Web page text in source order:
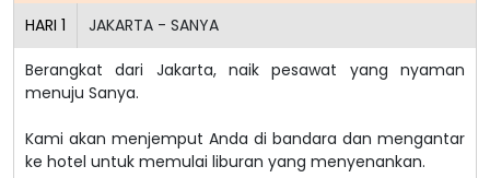
HARI 1 JAKARTA - SANYA
Berangkat dari Jakarta, naik pesawat yang nyaman
menuju Sanya.
Kami akan menjemput Anda di bandara dan mengantar
ke hotel untuk memulai liburan yang menyenankan.